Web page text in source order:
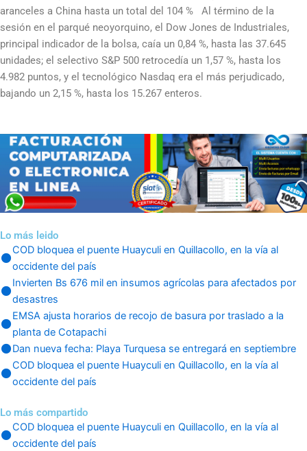
aranceles a China hasta un total del 104 % Al término de la
sesión en el parqué neoyorquino, el Dow Jones de Industriales,
principal indicador de la bolsa, caía un 0,84 %, hasta las 37.645
unidades; el selectivo S&P 500 retrocedía un 1,57 %, hasta los
4.982 puntos, y el tecnológico Nasdaq era el más perjudicado,
bajando un 2,15 %, hasta los 15.267 enteros.
Lo más leido
COD bloquea el puente Huayculi en Quillacollo, en la vía al
occidente del país
Invierten Bs 676 mil en insumos agrícolas para afectados por
desastres
EMSA ajusta horarios de recojo de basura por traslado a la
planta de Cotapachi
Dan nueva fecha: Playa Turquesa se entregará en septiembre
COD bloquea el puente Huayculi en Quillacollo, en la vía al
occidente del país
Lo más compartido
COD bloquea el puente Huayculi en Quillacollo, en la vía al
occidente del país